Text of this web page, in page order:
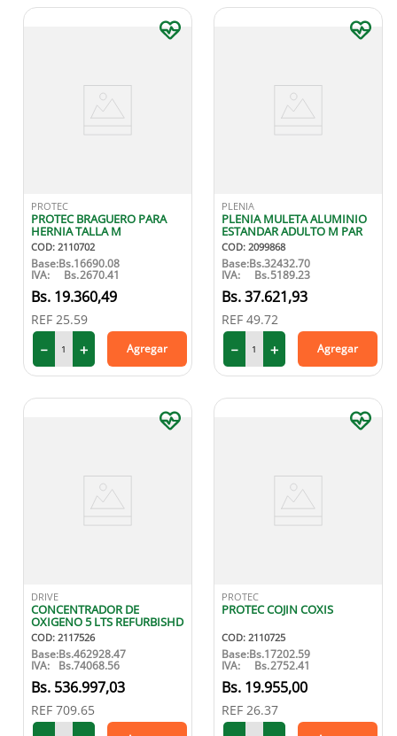
PROTEC
PROTEC BRAGUERO PARA
HERNIA TALLA M
COD: 2110702
Base:Bs.16690.08
IVA: Bs.2670.41
19.360,49
REF 25.59
＋
－ Agregar
PLENIA
PLENIA MULETA ALUMINIO
ESTANDAR ADULTO M PAR
COD: 2099868
Base:Bs.32432.70
IVA: Bs.5189.23
37.621,93
REF 49.72
＋
－ Agregar
DRIVE
CONCENTRADOR DE
OXIGENO 5 LTS REFURBISHD
COD: 2117526
Base:Bs.462928.47
IVA: Bs.74068.56
536.997,03
REF 709.65
PROTEC
PROTEC COJIN COXIS
COD: 2110725
Base:Bs.17202.59
IVA: Bs.2752.41
19.955,00
REF 26.37